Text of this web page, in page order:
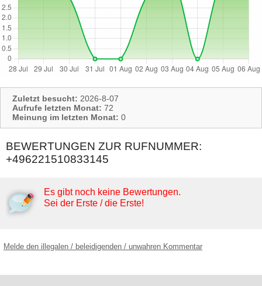
Zuletzt besucht: 2026-8-07
Aufrufe letzten Monat: 72
Meinung im letzten Monat: 0
BEWERTUNGEN ZUR RUFNUMMER:
+496221510833145
Es gibt noch keine Bewertungen.
Sei der Erste / die Erste!
Melde den illegalen / beleidigenden / unwahren Kommentar